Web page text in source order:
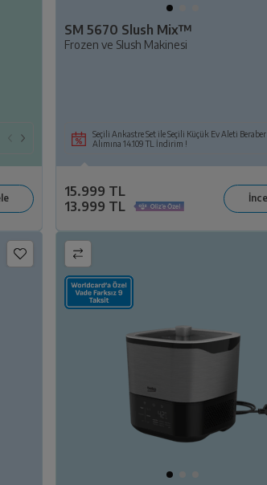
Seçili Beyaz Eşya ile Birlikte Seçili KEA Alımına
6.099 TL İndirim!
SM 5670 Slush Mix™
Frozen ve Slush Makinesi
Seçili Ankastre Set ile Seçili Küçük Ev Aleti Beraber
Alımına 14.109 TL İndirim !
15.999 TL
13.999 TL